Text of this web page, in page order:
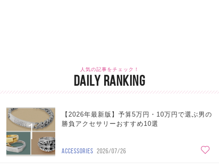
人気の記事をチェック！
DAILY RANKING
1
【2026年最新版】予算5万円・10万円で選ぶ男の
勝負アクセサリーおすすめ10選
ACCESSORIES 2026/07/26